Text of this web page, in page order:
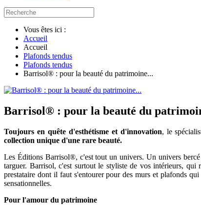
Vous êtes ici :
Accueil
Accueil
Plafonds tendus
Plafonds tendus
Barrisol® : pour la beauté du patrimoine...
Barrisol® : pour la beauté du
Toujours en quête d'esthétisme et d'innovation, le
collection unique d'une rare beauté.
Les Éditions Barrisol®, c'est tout un univers. Un univers
targuer. Barrisol, c'est surtout le styliste de vos intérieurs,
prestataire dont il faut s'entourer pour des murs et plafonds
sensationnelles.
Pour l'amour du patrimoine